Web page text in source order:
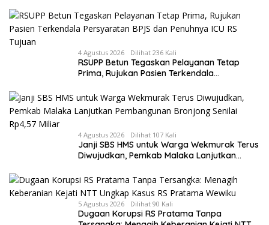
4 Agustus 2026 Dilihat 236 Kali
RSUPP Betun Tegaskan Pelayanan Tetap
Prima, Rujukan Pasien Terkendala
Tujuan
4 Agustus 2026 Dilihat 107 Kali
Janji SBS HMS untuk Warga Wekmurak Terus
Diwujudkan, Pemkab Malaka Lanjutkan
5 Agustus 2026 Dilihat 90 Kali
Dugaan Korupsi RS Pratama Tanpa